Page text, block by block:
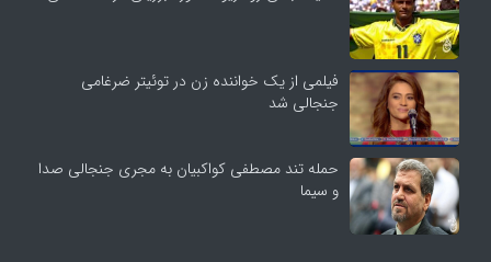
فیلمی از یک خواننده زن در توئیتر ضرغامی
جنجالی شد
حمله تند مصطفی کواکبیان به مجری جنجالی صدا
و سیما